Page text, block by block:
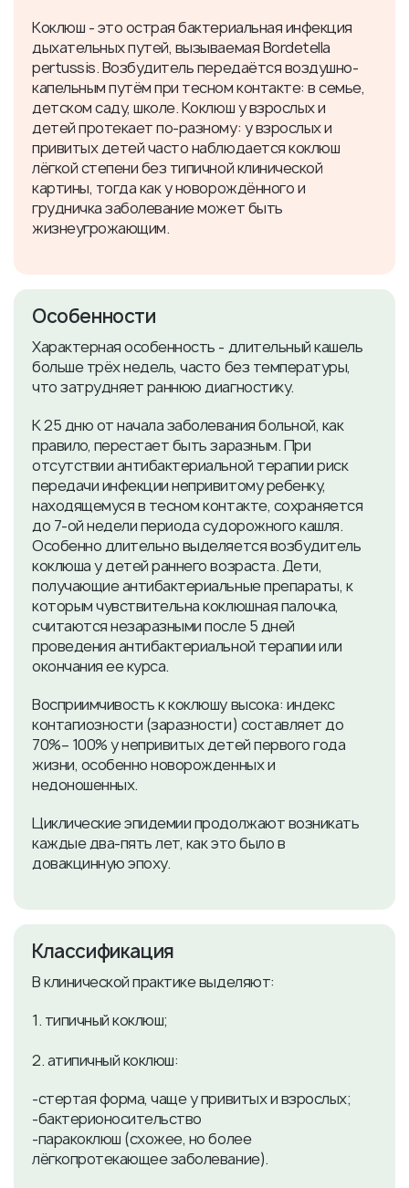
Коклюш - это острая бактериальная инфекция
дыхательных путей, вызываемая Bordetella
pertussis. Возбудитель передаётся воздушно-
капельным путём при тесном контакте: в семье,
детском саду, школе. Коклюш у взрослых и
детей протекает по-разному: у взрослых и
привитых детей часто наблюдается коклюш
лёгкой степени без типичной клинической
картины, тогда как у новорождённого и
грудничка заболевание может быть
жизнеугрожающим.
Особенности
Характерная особенность - длительный кашель
больше трёх недель, часто без температуры,
что затрудняет раннюю диагностику.
К 25 дню от начала заболевания больной, как
правило, перестает быть заразным. При
отсутствии антибактериальной терапии риск
передачи инфекции непривитому ребенку,
находящемуся в тесном контакте, сохраняется
до 7-ой недели периода судорожного кашля.
Особенно длительно выделяется возбудитель
коклюша у детей раннего возраста. Дети,
получающие антибактериальные препараты, к
которым чувствительна коклюшная палочка,
считаются незаразными после 5 дней
проведения антибактериальной терапии или
окончания ее курса.
Восприимчивость к коклюшу высока: индекс
контагиозности (заразности) составляет до
70%– 100% у непривитых детей первого года
жизни, особенно новорожденных и
недоношенных.
Циклические эпидемии продолжают возникать
каждые два-пять лет, как это было в
довакцинную эпоху.
Классификация
В клинической практике выделяют:
1. типичный коклюш;
2. атипичный коклюш:
-стертая форма, чаще у привитых и взрослых;
-бактерионосительство
-паракоклюш (схожее, но более
лёгкопротекающее заболевание).